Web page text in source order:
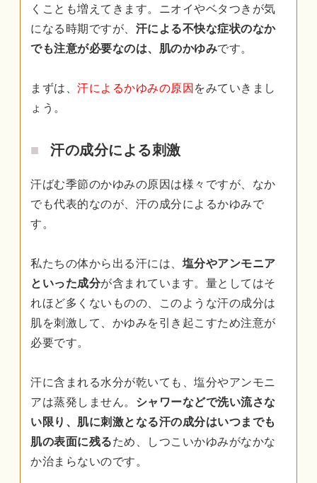
くことも増えてきます。ニオイやベタつきが気
になる時期ですが、 汗による不快な症状のなか
でも注意が必要なのは、肌のかゆみです。
まずは、 汗によるかゆみの原因をみていきまし
ょう。
汗の成分による刺激
汗ばむ季節のかゆみの原因は様々ですが、なか
でも代表的なのが、汗の成分によるかゆみで
す。
私たちの体から出る汗には、 塩分やアンモニア
といった成分が含まれています。量としてはそ
れほど多くないものの、このような汗の成分は
肌を刺激して、かゆみを引き起こすため注意が
必要です。
汗に含まれる水分が乾いても、塩分やアンモニ
アは蒸発しません。 シャワーなどで洗い流さな
い限り、肌に刺激となる汗の成分はいつまでも
肌の表面に残るため、しつこいかゆみがなかな
か治まらないのです。